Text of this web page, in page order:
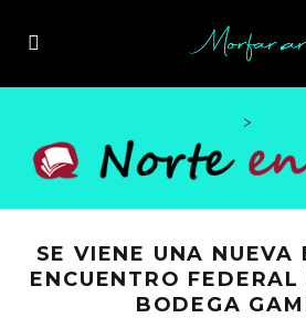
>
SE VIENE UNA NUEVA
ENCUENTRO
BODEGA